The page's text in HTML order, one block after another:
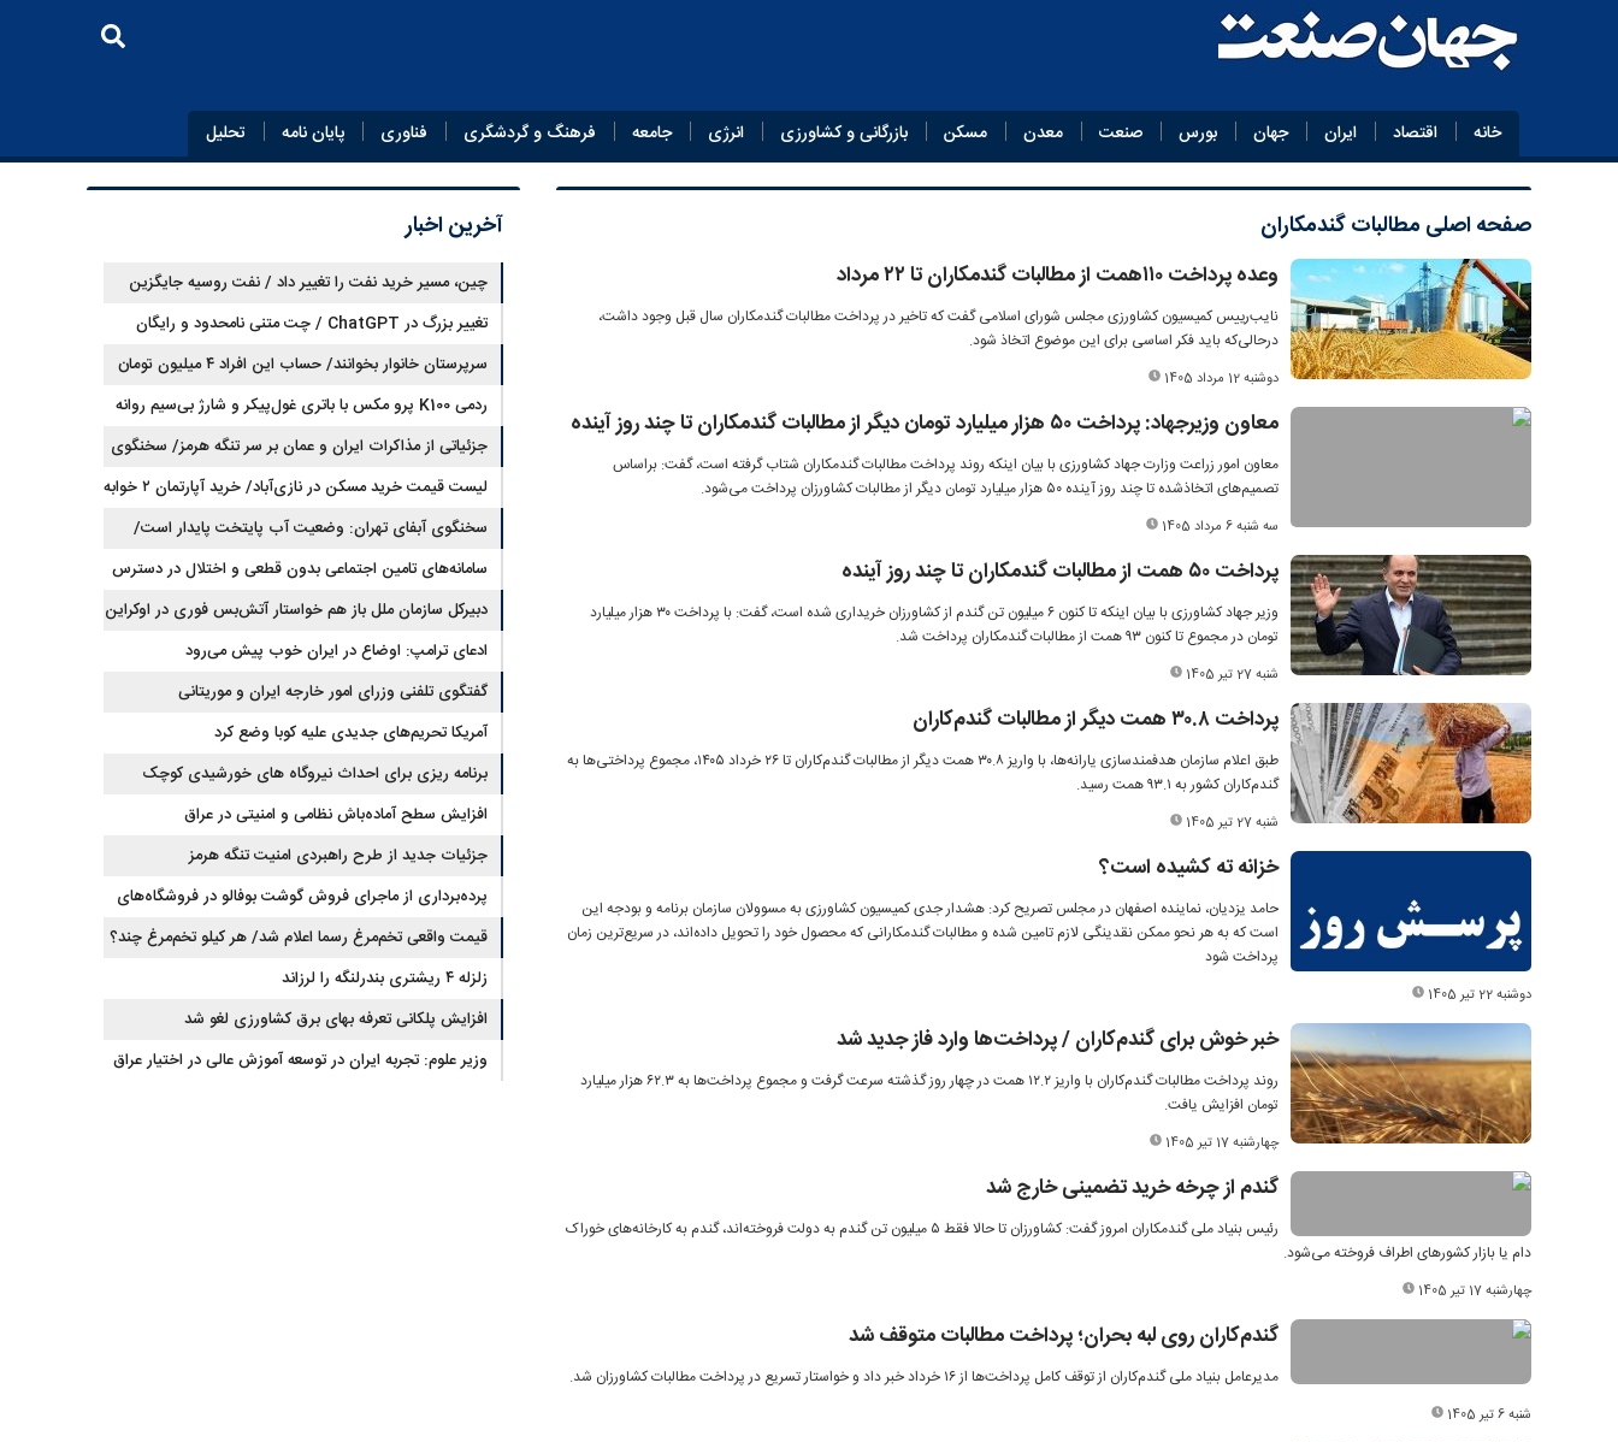
خانه اقتصاد ایران جهان بورس صنعت معدن مسکن بازرگانی و کشاورزی انرژی جامعه فرهنگ و گردشگری فناوری پایان‌ نامه تحلیل
صفحه اصلی مطالبات گندمکاران
وعده پرداخت ۱۱۰همت از مطالبات گندمکاران تا ۲۲ مرداد
نایب‌رییس کمیسیون کشاورزی مجلس شورای اسلامی گفت که تاخیر در پرداخت مطالبات گندمکاران سال قبل وجود داشت،
درحالی‌که باید فکر اساسی برای این موضوع اتخاذ شود.
دوشنبه 12 مرداد 1405
معاون وزیرجهاد: پرداخت ۵۰ هزار میلیارد تومان دیگر از مطالبات گندمکاران تا چند روز آینده
معاون امور زراعت وزارت جهاد کشاورزی با بیان اینکه روند پرداخت مطالبات گندمکاران شتاب گرفته است، گفت: براساس
تصمیم‌های اتخاذشده تا چند روز آینده ۵۰ هزار میلیارد تومان دیگر از مطالبات کشاورزان پرداخت می‌شود.
سه شنبه 6 مرداد 1405
پرداخت ۵۰ همت از مطالبات گندمکاران تا چند روز آینده
وزیر جهاد کشاورزی با بیان اینکه تا کنون ۶ میلیون تن گندم از کشاورزان خریداری شده است، گفت: با پرداخت ۳۰ هزار میلیارد
تومان‌ در مجموع تا کنون ۹۳ همت از مطالبات گندمکاران پرداخت شد.
شنبه 27 تیر 1405
پرداخت ۳۰.۸ همت دیگر از مطالبات گندم‌کاران
طبق اعلام سازمان هدفمندسازی یارانه‌ها، با واریز ۳۰.۸ همت دیگر از مطالبات گندم‌کاران تا ۲۶ خرداد ۱۴۰۵، مجموع پرداختی‌ها به
گندم‌کاران کشور به ۹۳.۱ همت رسید.
شنبه 27 تیر 1405
خزانه ته کشیده است؟
حامد یزدیان، نماینده اصفهان در مجلس تصریح کرد: هشدار جدی کمیسیون کشاورزی به مسوولان سازمان برنامه و بودجه این
است که به هر نحو ممکن نقدینگی لازم تامین شده و مطالبات گندمکارانی که محصول خود را تحویل داده‌اند، در سریع‌ترین زمان
پرداخت شود
دوشنبه 22 تیر 1405
خبر خوش برای گندم‌کاران / پرداخت‌ها وارد فاز جدید شد
روند پرداخت مطالبات گندم‌کاران با واریز ۱۲.۲ همت در چهار روز گذشته سرعت گرفت و مجموع پرداخت‌ها به ۶۲.۳ هزار میلیارد
تومان افزایش یافت.
چهارشنبه 17 تیر 1405
گندم از چرخه خرید تضمینی خارج شد
رئیس بنیاد ملی گندمکاران امروز گفت: کشاورزان تا حالا فقط ۵ میلیون تن گندم به دولت فروخته‌اند، گندم به کارخانه‌های خوراک
دام یا بازار کشورهای اطراف فروخته می‌شود.
چهارشنبه 17 تیر 1405
گندم‌کاران روی لبه بحران؛ پرداخت مطالبات متوقف شد
مدیرعامل بنیاد ملی گندم‌کاران از توقف کامل پرداخت‌ها از ۱۶ خرداد خبر داد و خواستار تسریع در پرداخت مطالبات کشاورزان شد.
شنبه 6 تیر 1405
آخرین اخبار
چین، مسیر خرید نفت را تغییر داد / نفت روسیه جایگزین
نفت عربستان شد
تغییر بزرگ در ChatGPT / چت متنی نامحدود و رایگان
سرپرستان خانوار بخوانند/ حساب این افراد ۴ میلیون تومان
شارژ شد
ردمی K100 پرو مکس با باتری غول‌پیکر و شارژ بی‌سیم روانه
بازار می‌شود
جزئیاتی از مذاکرات ایران و عمان بر سر تنگه هرمز/ سخنگوی
هیات رئیسه مجلس: بیانیه‌ای شامل تصحیح مسیر تردد دریایی
در تنگه، در آستانه نهایی شدن است
لیست قیمت خرید مسکن در نازی‌آباد/ خرید آپارتمان ۲ خوابه
در این منطقه چقدر سرمایه نیاز دارد؟ + جدول مردادماه ۱۴۰۵
سخنگوی آبفای تهران: وضعیت آب پایتخت پایدار است/
جیره‌بندی نداریم
سامانه‌های تامین اجتماعی بدون قطعی و اختلال در دسترس
است
دبیرکل سازمان ملل باز هم خواستار آتش‌بس فوری در اوکراین
شدادعای ترامپ: اوضاع در ایران خوب پیش می‌رود
گفتگوی تلفنی وزرای امور خارجه ایران و موریتانی
آمریکا تحریم‌های جدیدی علیه کوبا وضع کرد
برنامه ریزی برای احداث نیروگاه های خورشیدی کوچک
مقیاس یا شناور روی آب در مازندران
افزایش سطح آماده‌باش نظامی و امنیتی در عراق
جزئیات جدید از طرح راهبردی امنیت تنگه هرمز
پرده‌برداری از ماجرای فروش گوشت بوفالو در فروشگاه‌های
کشور/ گوشت بوفالو از کجا وارد می‌شود؟/ هر کیلو بوفالو با چه
قیمتی به فروش می‌رود؟
قیمت واقعی تخم‌مرغ رسما اعلام شد/ هر کیلو تخم‌مرغ چند؟
زلزله ۴ ریشتری بندرلنگه را لرزاند
افزایش پلکانی تعرفه بهای برق کشاورزی لغو شد
وزیر علوم: تجربه ایران در توسعه آموزش عالی در اختیار عراق